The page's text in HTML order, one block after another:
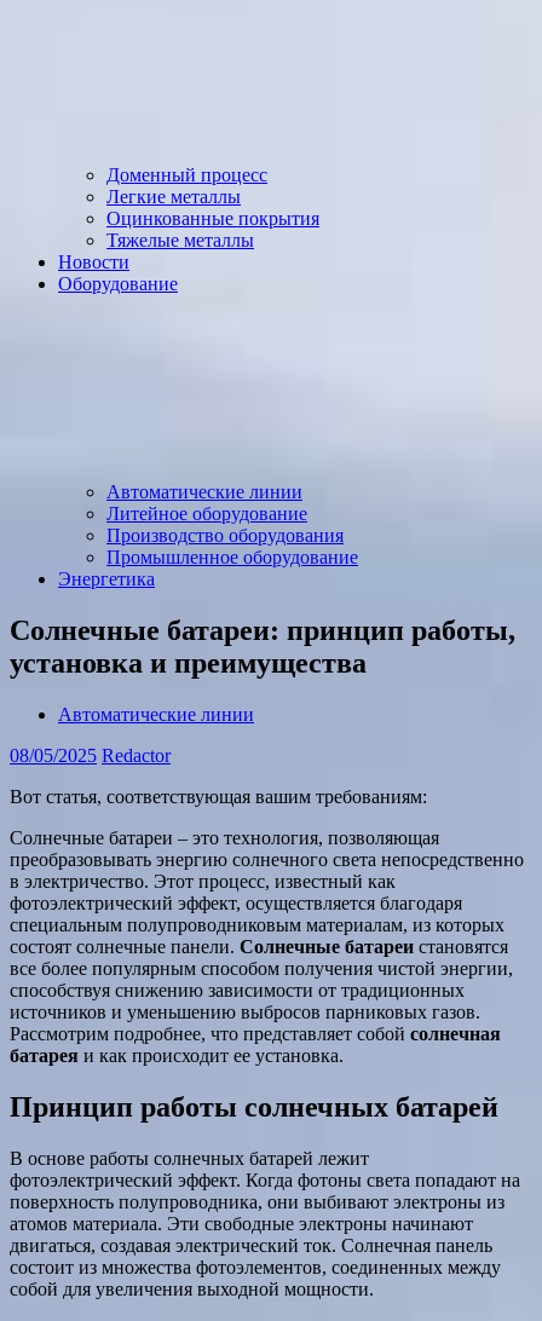
Доменный процесс
Легкие металлы
Оцинкованные покрытия
Тяжелые металлы
Новости
Оборудование
Автоматические линии
Литейное оборудование
Производство оборудования
Промышленное оборудование
Энергетика
Солнечные батареи: принцип работы,
установка и преимущества
Автоматические линии
08/05/2025 Redactor
Вот статья, соответствующая вашим требованиям:
Солнечные батареи – это технология, позволяющая
преобразовывать энергию солнечного света непосредственно
в электричество. Этот процесс, известный как
фотоэлектрический эффект, осуществляется благодаря
специальным полупроводниковым материалам, из которых
состоят солнечные панели. Солнечные батареи становятся
все более популярным способом получения чистой энергии,
способствуя снижению зависимости от традиционных
источников и уменьшению выбросов парниковых газов.
Рассмотрим подробнее, что представляет собой солнечная
батарея и как происходит ее установка.
Принцип работы солнечных батарей
В основе работы солнечных батарей лежит
фотоэлектрический эффект. Когда фотоны света попадают на
поверхность полупроводника, они выбивают электроны из
атомов материала. Эти свободные электроны начинают
двигаться, создавая электрический ток. Солнечная панель
состоит из множества фотоэлементов, соединенных между
собой для увеличения выходной мощности.